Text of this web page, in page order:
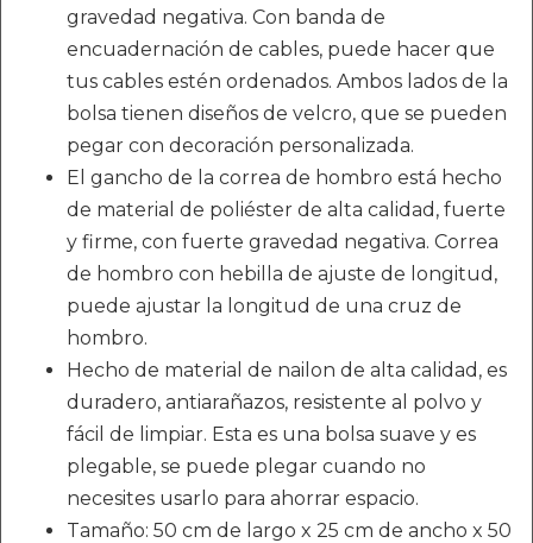
gravedad negativa. Con banda de
encuadernación de cables, puede hacer que
tus cables estén ordenados. Ambos lados de la
bolsa tienen diseños de velcro, que se pueden
pegar con decoración personalizada.
El gancho de la correa de hombro está hecho
de material de poliéster de alta calidad, fuerte
y firme, con fuerte gravedad negativa. Correa
de hombro con hebilla de ajuste de longitud,
puede ajustar la longitud de una cruz de
hombro.
Hecho de material de nailon de alta calidad, es
duradero, antiarañazos, resistente al polvo y
fácil de limpiar. Esta es una bolsa suave y es
plegable, se puede plegar cuando no
necesites usarlo para ahorrar espacio.
Tamaño: 50 cm de largo x 25 cm de ancho x 50